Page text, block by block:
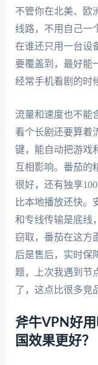
不管你在北美、欧
线路，不用自己一
在谁还只用一台设
要覆盖到，最好
经常手机看剧的时
流量和速度也不能
看个长剧还要算着
键，能自动把游戏
互相影响。番茄的
很好，还有独享
比本地播放还快。
和专线传输是底线
窃取，番茄在这方
后是售后，实时保
题，上次我遇到节
了，这点比很多竞
斧牛VPN好
国效果更好？